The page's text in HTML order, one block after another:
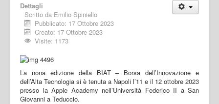
Dettagli
Scritto da Emilio Spiniello
Pubblicato: 17 Ottobre 2023
Creato: 17 Ottobre 2023
Visite: 1173
La nona edizione della BIAT – Borsa dell’Innovazione e
dell’Alta Tecnologia si è tenuta a Napoli l’11 e il 12 ottobre 2023
presso la Apple Academy nell’Università Federico II a San
Giovanni a Teduccio.